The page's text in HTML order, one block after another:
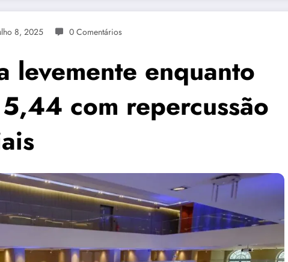
8, 2025 0 Comentários
levemente enquanto
com repercussão